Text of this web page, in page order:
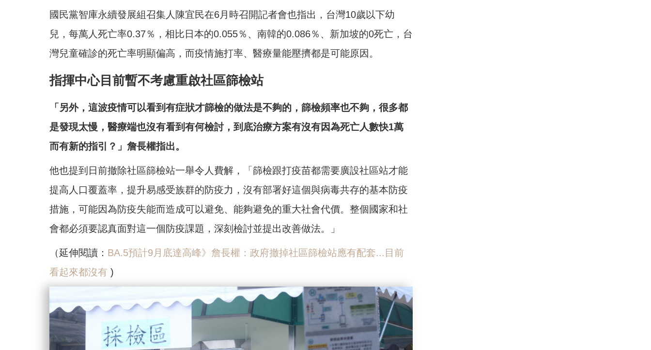
國民黨智庫永續發展組召集人陳宜民在6月時召開記者會也指出，台灣10歲以下幼
兒，每萬人死亡率0.37％，相比日本的0.055％、南韓的0.086％、新加坡的0死亡，台
灣兒童確診的死亡率明顯偏高，而疫情施打率、醫療量能壓擠都是可能原因。
指揮中心目前暫不考慮重啟社區篩檢站
「另外，這波疫情可以看到有症狀才篩檢的做法是不夠的，篩檢頻率也不夠，很多都
是發現太慢，醫療端也沒有看到有何檢討，到底治療方案有沒有因為死亡人數快1萬
而有新的指引？」詹長權指出。
他也提到日前撤除社區篩檢站一舉令人費解，「篩檢跟打疫苗都需要廣設社區站才能
提高人口覆蓋率，提升易感受族群的防疫力，沒有部署好這個與病毒共存的基本防疫
措施，可能因為防疫失能而造成可以避免、能夠避免的重大社會代價。整個國家和社
會都必須要認真面對這一個防疫課題，深刻檢討並提出改善做法。」
（延伸閱讀： BA.5預計9月底達高峰》詹長權：政府撤掉社區篩檢站應有配套...目前
看起來都沒有 )